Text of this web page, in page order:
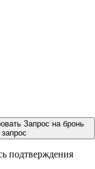
Запрос на бронь
подтверждения